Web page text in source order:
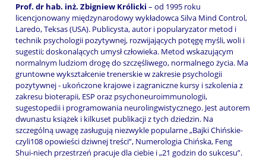
Prof. dr hab. inż. Zbigniew Królicki – od 1995 roku
licencjonowany międzynarodowy wykładowca Silva Mind Control,
Laredo, Teksas (USA). Publicysta, autor i popularyzator metod i
technik psychologii pozytywnej, rozwijających potęgę myśli, woli i
sugestii; doskonalących umysł człowieka. Metod wskazującym
normalnym ludziom drogę do szczęśliwego, normalnego życia. Ma
gruntowne wykształcenie trenerskie w zakresie psychologii
pozytywnej - ukończone krajowe i zagraniczne kursy i szkolenia z
zakresu bioterapii, ESP oraz psychoneuroimmunologii,
sugestopedii i programowania neurolingwistycznego. Jest autorem
dwunastu książek i kilkuset publikacji z tych dziedzin. Na
szczególną uwagę zasługują niezwykle popularne „Bajki Chińskie-
czyli108 opowieści dziwnej treści”, Numerologia Chińska, Feng
Shui-niech przestrzeń pracuje dla ciebie i „21 godzin do sukcesu”.